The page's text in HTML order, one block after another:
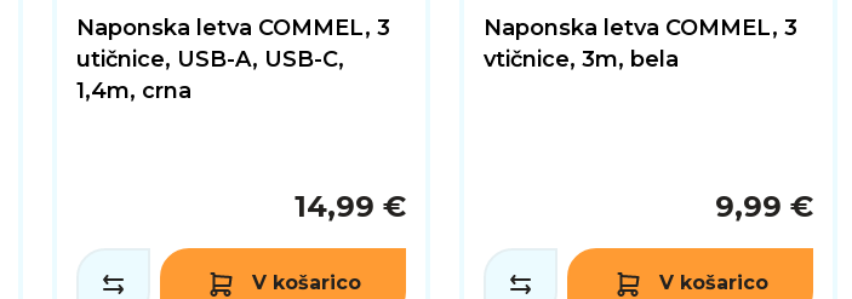
Naponska letva COMMEL, 3
utičnice, USB-A, USB-C,
1,4m, crna
14,99 €
V košarico
Naponska letva COMMEL, 3
vtičnice, 3m, bela
9,99 €
V košarico